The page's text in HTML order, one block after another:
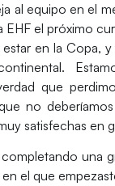
al equipo en el
EHF el próximo
en la Copa,
que
no
satisfechas en
una
el que